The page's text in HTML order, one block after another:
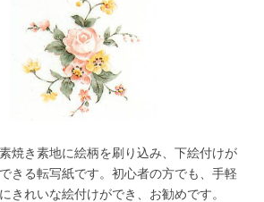
素焼き素地に絵柄を刷り込み、下絵付けが
できる転写紙です。初心者の方でも、手軽
にきれいな絵付けができ、お勧めです。